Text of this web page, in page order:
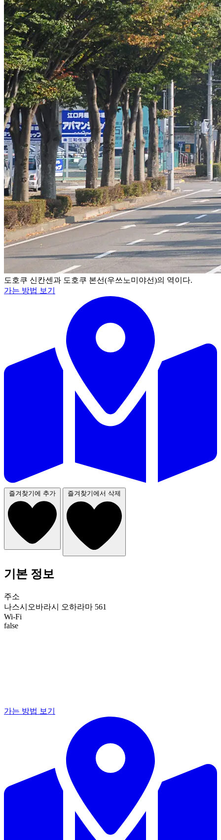
도호쿠 신칸센과 도호쿠 본선(우쓰노미야선)의 역이다.
가는 방법 보기
즐겨찾기에 추가 즐겨찾기에서 삭제
기본 정보
주소
나스시오바라시 오하라마 561
Wi-Fi
false
가는 방법 보기